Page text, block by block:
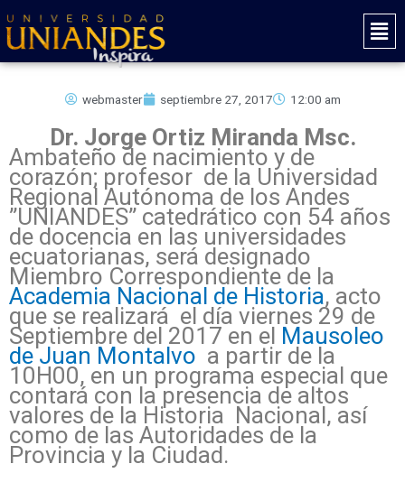
al
contenido
Main
webmaster septiembre 27, 2017 12:00 am
Dr. Jorge Ortiz Miranda Msc.
Ambateño de nacimiento y de
corazón; profesor de la Universidad
Regional Autónoma de los Andes
”UNIANDES” catedrático con 54 años
de docencia en las universidades
ecuatorianas, será designado
Miembro Correspondiente de la
Academia Nacional de Historia, acto
que se realizará el día viernes 29 de
Septiembre del 2017 en el Mausoleo
de Juan Montalvo a partir de la
10H00, en un programa especial que
contará con la presencia de altos
valores de la Historia Nacional, así
como de las Autoridades de la
Provincia y la Ciudad.